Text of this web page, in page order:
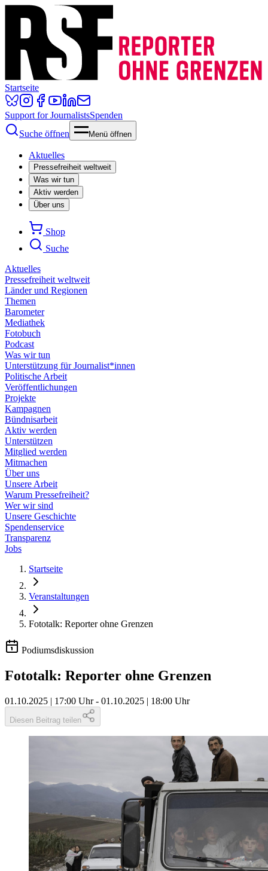
Startseite
Support for JournalistsSpenden
Suche öffnen
Menü öffnen
Aktuelles
Pressefreiheit weltweit
Was wir tun
Aktiv werden
Über uns
Shop
Suche
Aktuelles
Pressefreiheit weltweit
Länder und Regionen
Themen
Barometer
Mediathek
Fotobuch
Podcast
Was wir tun
Unterstützung für Journalist*innen
Politische Arbeit
Veröffentlichungen
Projekte
Kampagnen
Bündnisarbeit
Aktiv werden
Unterstützen
Mitglied werden
Mitmachen
Über uns
Unsere Arbeit
Warum Pressefreiheit?
Wer wir sind
Unsere Geschichte
Spendenservice
Transparenz
Jobs
Startseite
Veranstaltungen
Fototalk: Reporter ohne Grenzen
Podiumsdiskussion
Fototalk: Reporter ohne Grenzen
01.10.2025 | 17:00 Uhr- 01.10.2025 | 18:00 Uhr
Diesen Beitrag teilen